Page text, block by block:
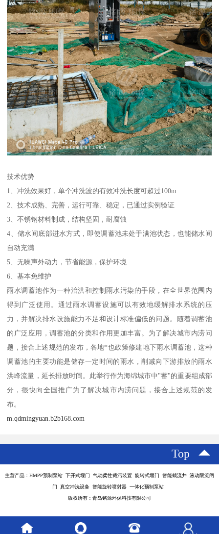
技术优势
1、冲洗效果好，单个冲洗波的有效冲洗长度可超过100m
2、技术成熟、完善，运行可靠、稳定，已通过实例验证
3、不锈钢材料制成，结构坚固，耐腐蚀
4、储水间底部进水方式，即使调蓄池未处于满池状态，也能储水间
自动充满
5、无噪声外动力，节省能源，保护环境
6、基本免维护
雨水调蓄池作为一种治洪和控制雨水污染的手段，在全世界范围内
得到广泛使用。通过雨水调蓄设施可以有效地缓解排水系统的压
力，并解决排水设施能力不足和设计标准偏低的问题。随着调蓄池
的广泛应用，调蓄池的分类和作用更加丰富。为了解决城市内涝问
题，接合上述规范的发布，各地*也政策修建地下雨水调蓄池，这种
调蓄池的主要功能是储存一定时间的雨水，削减向下游排放的雨水
洪峰流量，延长排放时间。此举行作为海绵城市中"蓄"的重要组成部
分，很快向全国推广为了解决城市内涝问题，接合上述规范的发
布。
m.qdmingyuan.b2b168.com
Top
主营产品：HMPP预制泵站 下开式堰门 气动柔性截污装置 旋转式堰门 智能截流井 液动限流闸
门 真空冲洗设备 智能旋转喷射器 一体化预制泵站
版权所有：青岛铭源环保科技有限公司